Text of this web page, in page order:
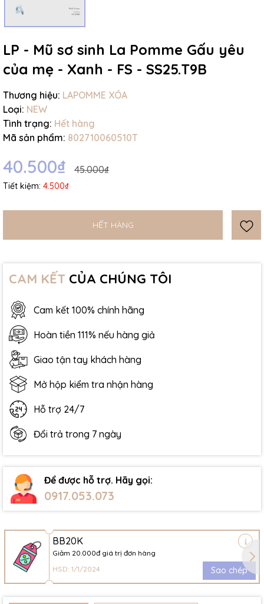
LP - Mũ sơ sinh La Pomme Gấu yêu
của mẹ - Xanh - FS - SS25.T9B
Thương hiệu: LAPOMME XÓA
Loại: NEW
Tình trạng: Hết hàng
Mã sản phẩm: 802710060510T
40.500₫ 45.000₫
Tiết kiệm: 4.500₫
HẾT HÀNG
CAM KẾT CỦA CHÚNG TÔI
Cam kết 100% chính hãng
Hoàn tiền 111% nếu hàng giả
Giao tận tay khách hàng
Mở hộp kiểm tra nhận hàng
Hỗ trợ 24/7
Đổi trả trong 7 ngày
Để được hỗ trợ. Hãy gọi:
0917.053.073
BB20K
Giảm 20.000đ giá trị đơn hàng
HSD: 1/1/2024
Sao chép